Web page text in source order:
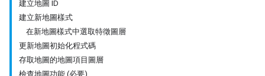
建立地圖 ID
建立新地圖樣式
在新地圖樣式中選取特徵圖層
更新地圖初始化程式碼
存取地圖的地圖項目圖層
檢查地圖功能 (必要)